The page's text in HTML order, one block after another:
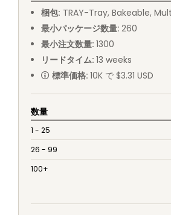
梱包: TRAY-Tray, Bakeable,
最小パッケージ数量: 260
最小注文数量: 1300
リードタイム: 13 weeks
標準価格: 10K で $3.31 USD
数量
1 - 25
26 - 99
100+